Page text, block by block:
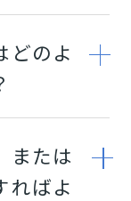
どのよ
または
ればよ